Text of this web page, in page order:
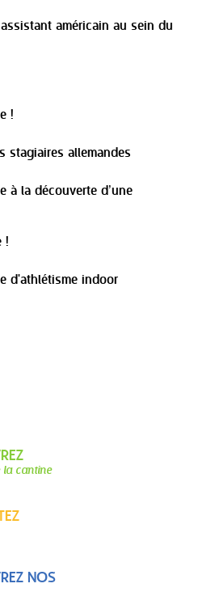
américain au sein du
!
stagiaires allemandes
à la découverte d’une
!
d'athlétisme indoor
la cantine
NOS